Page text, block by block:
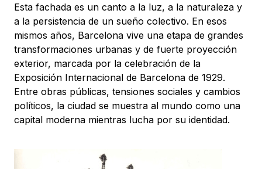
Esta fachada es un canto a la luz, a la naturaleza y
a la persistencia de un sueño colectivo. En esos
mismos años, Barcelona vive una etapa de grandes
transformaciones urbanas y de fuerte proyección
exterior, marcada por la celebración de la
Exposición Internacional de Barcelona de 1929.
Entre obras públicas, tensiones sociales y cambios
políticos, la ciudad se muestra al mundo como una
capital moderna mientras lucha por su identidad.